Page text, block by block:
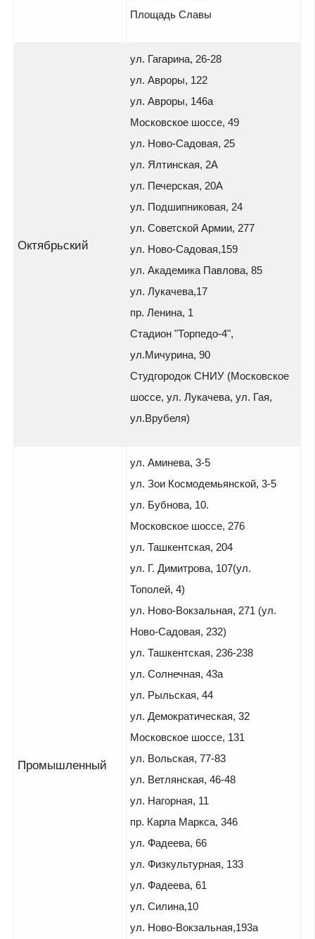
Площадь Славы
Октябрьский
ул. Гагарина, 26-28
ул. Авроры, 122
ул. Авроры, 146а
Московское шоссе, 49
ул. Ново-Садовая, 25
ул. Ялтинская, 2А
ул. Печерская, 20А
ул. Подшипниковая, 24
ул. Советской Армии, 277
ул. Ново-Садовая,159
ул. Академика Павлова, 85
ул. Лукачева,17
пр. Ленина, 1
Стадион "Торпедо-4",
ул.Мичурина, 90
Студгородок СНИУ (Московское
шоссе, ул. Лукачева, ул. Гая,
ул.Врубеля)
Промышленный
ул. Аминева, 3-5
ул. Зои Космодемьянской, 3-5
ул. Бубнова, 10.
Московское шоссе, 276
ул. Ташкентская, 204
ул. Г. Димитрова, 107(ул.
Тополей, 4)
ул. Ново-Вокзальная, 271 (ул.
Ново-Садовая, 232)
ул. Ташкентская, 236-238
ул. Солнечная, 43а
ул. Рыльская, 44
ул. Демократическая, 32
Московское шоссе, 131
ул. Вольская, 77-83
ул. Ветлянская, 46-48
ул. Нагорная, 11
пр. Карла Маркса, 346
ул. Фадеева, 66
ул. Физкультурная, 133
ул. Фадеева, 61
ул. Силина,10
ул. Ново-Вокзальная,193а